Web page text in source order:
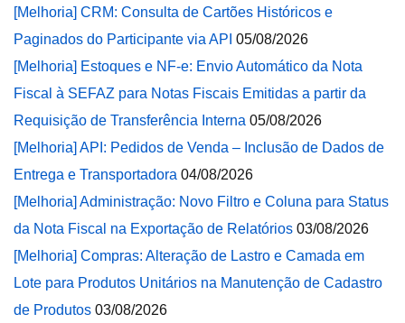
[Melhoria] CRM: Consulta de Cartões Históricos e
Paginados do Participante via API 05/08/2026
[Melhoria] Estoques e NF-e: Envio Automático da Nota
Fiscal à SEFAZ para Notas Fiscais Emitidas a partir da
Requisição de Transferência Interna 05/08/2026
[Melhoria] API: Pedidos de Venda – Inclusão de Dados de
Entrega e Transportadora 04/08/2026
[Melhoria] Administração: Novo Filtro e Coluna para Status
da Nota Fiscal na Exportação de Relatórios 03/08/2026
[Melhoria] Compras: Alteração de Lastro e Camada em
Lote para Produtos Unitários na Manutenção de Cadastro
de Produtos 03/08/2026